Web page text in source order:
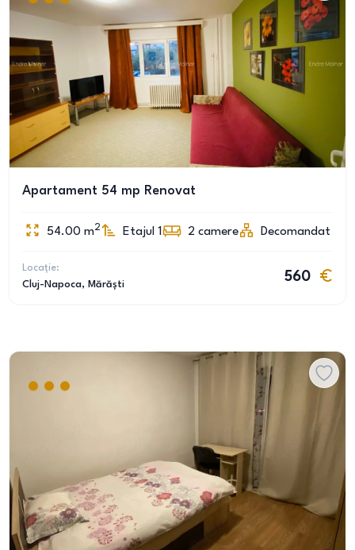
Apartament 54 mp Renovat
54.00 m2 Etajul 1 2 camere Decomandat
Locație:
Cluj-Napoca, Mărăști
560